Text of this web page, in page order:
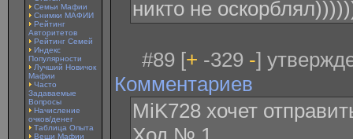
Семьи Мафии
Снимки МАФИИ
Рейтинг
Авторитетов
Рейтинг Семей
Индекс
Популярности
Лучший Новичок
Мафии
Часто
Задаваемые
Вопросы
Начисление
очков/денег
Таблица Опыта
Вещи Мафии
никто не
#89 [+ -329 -]
Комментариев
MiK728 xочет